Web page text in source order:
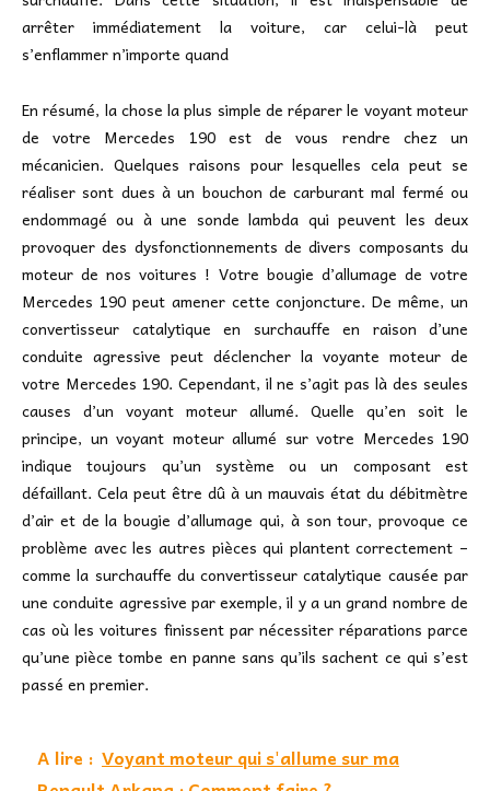
arrêter immédiatement la voiture, car celui-là peut
s’enflammer n’importe quand
En résumé, la chose la plus simple de réparer le voyant moteur
de votre Mercedes 190 est de vous rendre chez un
mécanicien. Quelques raisons pour lesquelles cela peut se
réaliser sont dues à un bouchon de carburant mal fermé ou
endommagé ou à une sonde lambda qui peuvent les deux
provoquer des dysfonctionnements de divers composants du
moteur de nos voitures ! Votre bougie d’allumage de votre
Mercedes 190 peut amener cette conjoncture. De même, un
convertisseur catalytique en surchauffe en raison d’une
conduite agressive peut déclencher la voyante moteur de
votre Mercedes 190. Cependant, il ne s’agit pas là des seules
causes d’un voyant moteur allumé. Quelle qu’en soit le
principe, un voyant moteur allumé sur votre Mercedes 190
indique toujours qu’un système ou un composant est
défaillant. Cela peut être dû à un mauvais état du débitmètre
d’air et de la bougie d’allumage qui, à son tour, provoque ce
problème avec les autres pièces qui plantent correctement –
comme la surchauffe du convertisseur catalytique causée par
une conduite agressive par exemple, il y a un grand nombre de
cas où les voitures finissent par nécessiter réparations parce
qu’une pièce tombe en panne sans qu’ils sachent ce qui s’est
passé en premier.
A lire : Voyant moteur qui s'allume sur ma